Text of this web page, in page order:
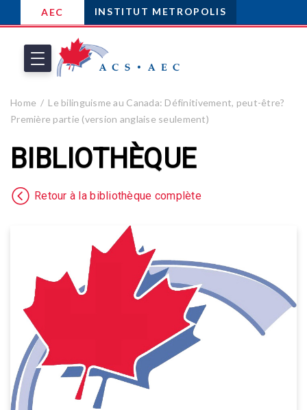
AEC INSTITUT METROPOLIS
Home
Le bilinguisme au Canada: Définitivement, peut-être?
Première partie (version anglaise seulement)
BIBLIOTHÈQUE
Retour à la bibliothèque complète